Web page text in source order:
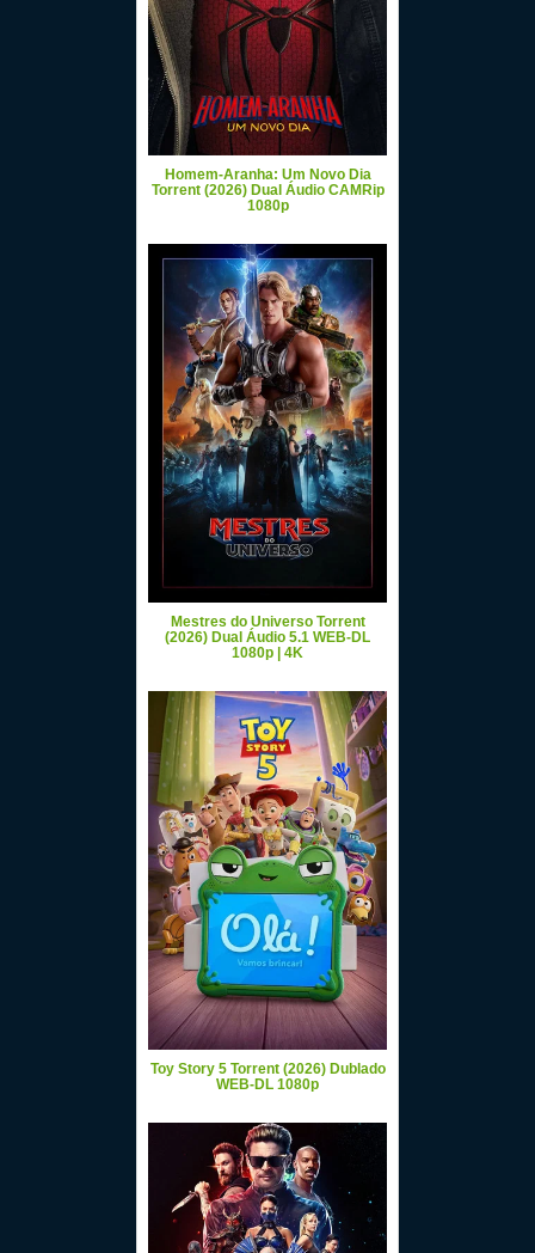
Homem-Aranha: Um Novo Dia
Torrent (2026) Dual Áudio CAMRip
1080p
Mestres do Universo Torrent
(2026) Dual Áudio 5.1 WEB-DL
1080p | 4K
Toy Story 5 Torrent (2026) Dublado
WEB-DL 1080p